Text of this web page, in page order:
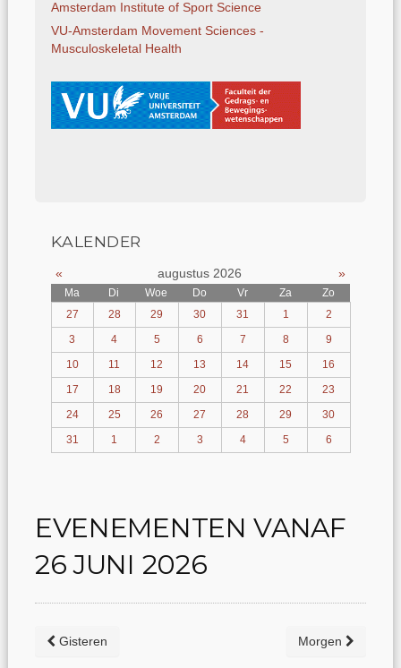
Amsterdam Institute of Sport Science
VU-Amsterdam Movement Sciences -
Musculoskeletal Health
KALENDER
« augustus 2026 »
Ma Di Woe Do Vr Za
Zo
27
28 29 30 31 1
2
3
4 5 6 7 8
9
10
11 12 13 14 15
16
17
18 19 20 21 22
23
24
25 26 27 28 29
30
31
1 2 3 4 5 6
EVENEMENTEN VANAF
26 JUNI 2026
Gisteren Morgen